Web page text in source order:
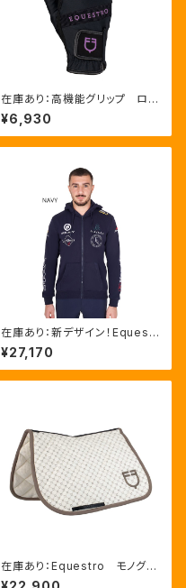
在庫あり：高機能グリップ ロゴ
入りライディンググローブ ３色
（ETU03017）
¥6,930
在庫あり：新デザイン！Equestr
o Men’ｓマルチロゴパーカー２
色（ETM00012SZ）
¥27,170
在庫あり：Equestro モノグラ
ムプリント 障害馬術用ゼッケ